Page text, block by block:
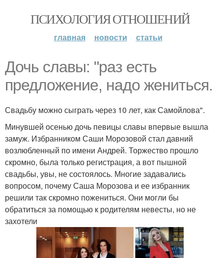
ПСИХОЛОГИЯ ОТНОШЕНИЙ
главная новости статьи
Дочь славы: "раз есть
предложение, надо жениться.
Свадьбу можно сыграть через 10 лет, как Самойлова".
Минувшей осенью дочь певицы славы впервые вышла
замуж. Избранником Саши Морозовой стал давний
возлюбленный по имени Андрей. Торжество прошло
скромно, была только регистрация, а вот пышной
свадьбы, увы, не состоялось. Многие задавались
вопросом, почему Саша Морозова и ее избранник
решили так скромно пожениться. Они могли бы
обратиться за помощью к родителям невесты, но не
захотели